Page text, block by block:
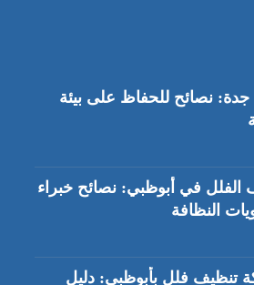
نصائح للحفاظ على بيئة
الفلل في أبوظبي: نصائح خبراء
النظافة
تنظيف فلل بأبوظبي: دليل